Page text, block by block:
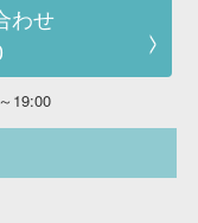
わせ
19:00